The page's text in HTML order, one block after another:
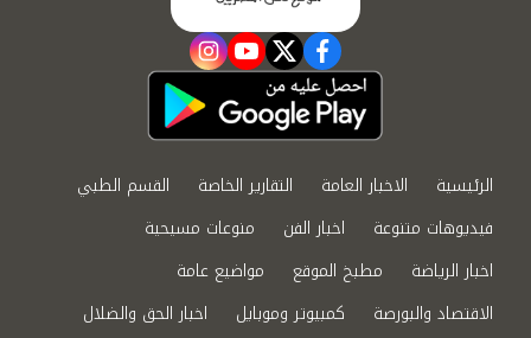
facebook
twitter
youtube
instagram
الرئيسية الاخبار العامة التقارير الخاصة
القسم الطبي
فيديوهات متنوعة
اخبار الفن
منوعات مسيحية
اخبار الرياضة
مطبخ الموقع
مواضيع عامة
الاقتصاد والبورصة
كمبيوتر وموبايل
اخبار الحق والضلال